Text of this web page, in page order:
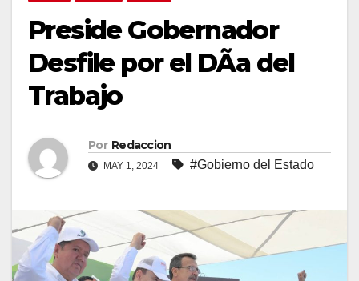
Preside Gobernador
Desfile por el DÃa del
Trabajo
Por Redaccion
MAY 1, 2024 #Gobierno del Estado